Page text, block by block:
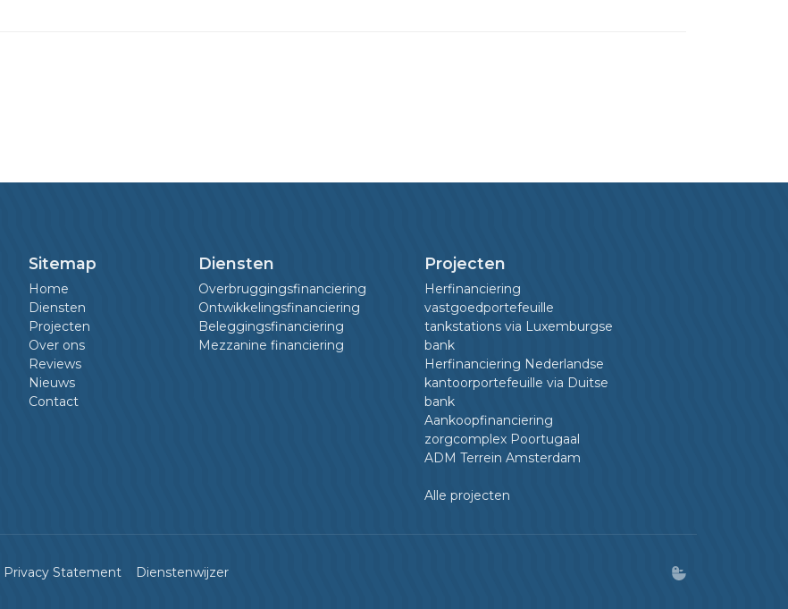
Sitemap
Home
Diensten
Projecten
Over ons
Reviews
Nieuws
Contact
Diensten
Overbruggingsfinanciering
Ontwikkelingsfinanciering
Beleggingsfinanciering
Mezzanine financiering
Projecten
Herfinanciering
vastgoedportefeuille
tankstations via Luxemburgse
bank
Herfinanciering Nederlandse
kantoorportefeuille via Duitse
bank
Aankoopfinanciering
zorgcomplex Poortugaal
ADM Terrein Amsterdam
Alle projecten
Privacy Statement Dienstenwijzer